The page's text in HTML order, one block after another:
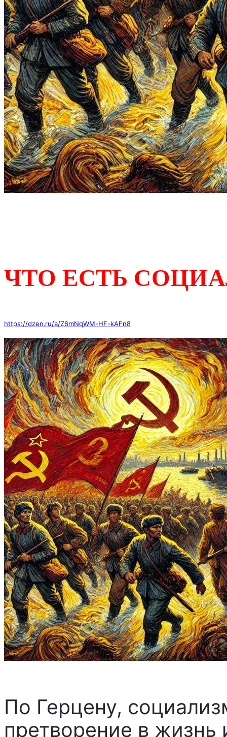
ЧТО ЕСТЬ
https://dzen.ru/a/Z6mNqWM-HF-kAFn8
По Герцену,
претворение в